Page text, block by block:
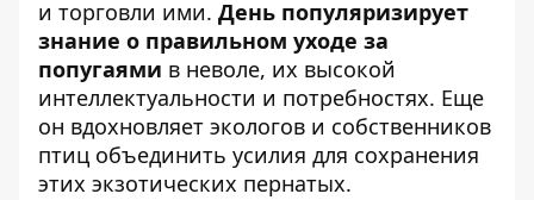
и торговли ими. День популяризирует
знание о правильном уходе за
попугаями в неволе, их высокой
интеллектуальности и потребностях. Еще
он вдохновляет экологов и собственников
птиц объединить усилия для сохранения
этих экзотических пернатых.